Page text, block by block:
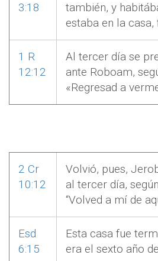
3:18
también, y
estaba en la
1 R
12:12
Al tercer día se
ante Roboam,
«Regresad a
2 Cr
10:12
Volvió, pues,
al tercer día,
“Volved a mí de
Esd
6:15
Esta casa fue
era el sexto año